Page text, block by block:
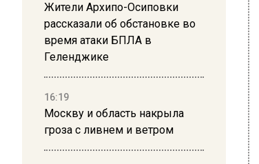
Жители Архипо-Осиповки
рассказали об обстановке во
время атаки БПЛА в
Геленджике
16:19
Москву и область накрыла
гроза с ливнем и ветром